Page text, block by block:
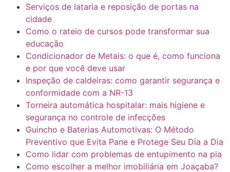
Serviços de lataria e reposição de portas na
cidade
Como o rateio de cursos pode transformar sua
educação
Condicionador de Metais: o que é, como funciona
e por que você deve usar
Inspeção de caldeiras: como garantir segurança e
conformidade com a NR-13
Torneira automática hospitalar: mais higiene e
segurança no controle de infecções
Guincho e Baterias Automotivas: O Método
Preventivo que Evita Pane e Protege Seu Dia a Dia
Como lidar com problemas de entupimento na pia
Como escolher a melhor imobiliária em Joaçaba?